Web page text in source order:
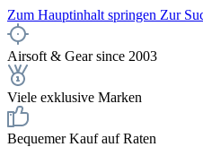
Zum Hauptinhalt springen Zur
Airsoft & Gear since 2003
Viele exklusive Marken
Bequemer Kauf auf Raten